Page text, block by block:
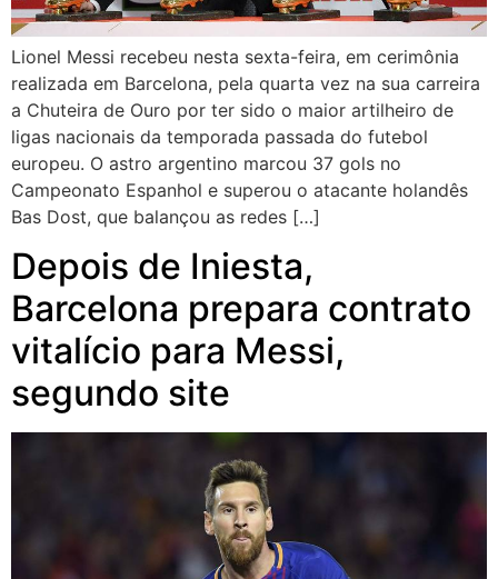
Lionel Messi recebeu nesta sexta-feira, em cerimônia
realizada em Barcelona, pela quarta vez na sua carreira
a Chuteira de Ouro por ter sido o maior artilheiro de
ligas nacionais da temporada passada do futebol
europeu. O astro argentino marcou 37 gols no
Campeonato Espanhol e superou o atacante holandês
Bas Dost, que balançou as redes […]
Depois de Iniesta,
Barcelona prepara contrato
vitalício para Messi,
segundo site